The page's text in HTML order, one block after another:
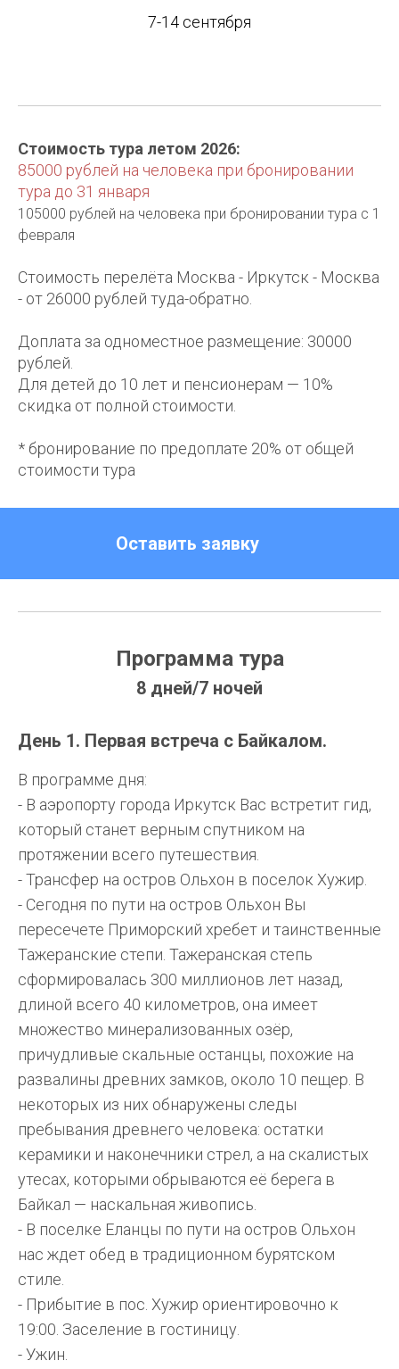
7-14 сентября
Стоимость тура летом 2026:
85000 рублей на человека при бронировании
тура до 31 января
105000 рублей на человека при бронировании тура с 1
февраля
Стоимость перелёта Москва - Иркутск - Москва
- от 26000 рублей туда-обратно.
Доплата за одноместное размещение: 30000
рублей.
Для детей до 10 лет и пенсионерам — 10%
скидка от полной стоимости.
* бронирование по предоплате 20% от общей
стоимости тура
Оставить заявку
Программа тура
8 дней/7 ночей
День 1. Первая встреча с Байкалом.
В программе дня:
- В аэропорту города Иркутск Вас встретит гид,
который станет верным спутником на
протяжении всего путешествия.
- Трансфер на остров Ольхон в поселок Хужир.
- Сегодня по пути на остров Ольхон Вы
пересечете Приморский хребет и таинственные
Тажеранские степи. Тажеранская степь
сформировалась 300 миллионов лет назад,
длиной всего 40 километров, она имеет
множество минерализованных озёр,
причудливые скальные останцы, похожие на
развалины древних замков, около 10 пещер. В
некоторых из них обнаружены следы
пребывания древнего человека: остатки
керамики и наконечники стрел, а на скалистых
утесах, которыми обрываются её берега в
Байкал — наскальная живопись.
- В поселке Еланцы по пути на остров Ольхон
нас ждет обед в традиционном бурятском
стиле.
- Прибытие в пос. Хужир ориентировочно к
19:00. Заселение в гостиницу.
- Ужин.